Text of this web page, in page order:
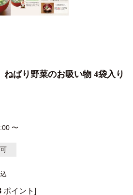
ねばり野菜のお吸い物 4袋入り
〜
ポイント]